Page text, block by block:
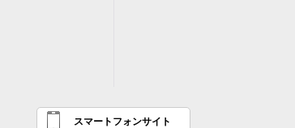
スマートフォンサイト